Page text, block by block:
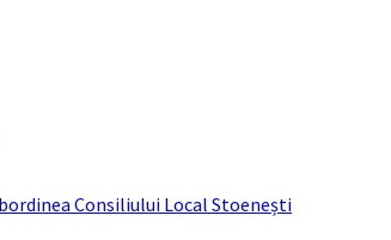
Consiliului Local Stoenești